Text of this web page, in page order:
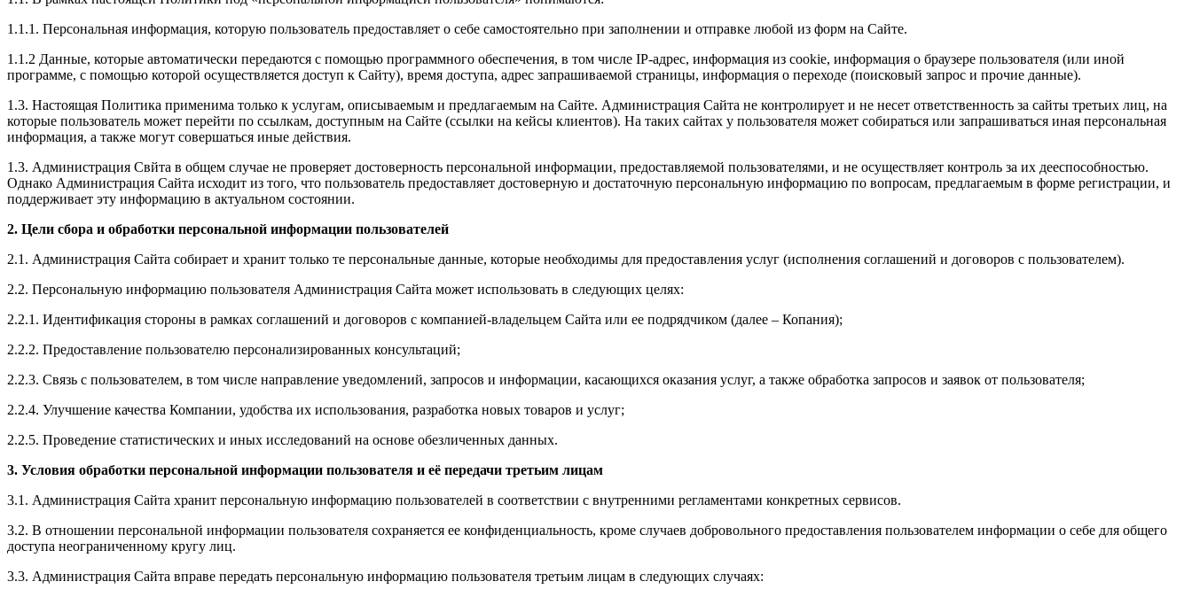
1.1.1. Персональная информация, которую пользователь предоставляет о себе самостоятельно при заполнении и отправке любой из форм на Сайте.
1.1.2 Данные, которые автоматически передаются с помощью программного обеспечения, в том числе IP-адрес, информация из cookie, информация о браузере пользователя (или иной
программе, с помощью которой осуществляется доступ к Сайту), время доступа, адрес запрашиваемой страницы, информация о переходе (поисковый запрос и прочие данные).
1.3. Настоящая Политика применима только к услугам, описываемым и предлагаемым на Сайте. Администрация Сайта не контролирует и не несет ответственность за сайты третьих лиц, на
которые пользователь может перейти по ссылкам, доступным на Cайте (ссылки на кейсы клиентов). На таких сайтах у пользователя может собираться или запрашиваться иная персональная
информация, а также могут совершаться иные действия.
1.3. Администрация Свйта в общем случае не проверяет достоверность персональной информации, предоставляемой пользователями, и не осуществляет контроль за их дееспособностью.
Однако Администрация Сайта исходит из того, что пользователь предоставляет достоверную и достаточную персональную информацию по вопросам, предлагаемым в форме регистрации, и
поддерживает эту информацию в актуальном состоянии.
2. Цели сбора и обработки персональной информации пользователей
2.1. Администрация Сайта собирает и хранит только те персональные данные, которые необходимы для предоставления услуг (исполнения соглашений и договоров с пользователем).
2.2. Персональную информацию пользователя Администрация Сайта может использовать в следующих целях:
2.2.1. Идентификация стороны в рамках соглашений и договоров с компанией-владельцем Сайта или ее подрядчиком (далее – Копания);
2.2.2. Предоставление пользователю персонализированных консультаций;
2.2.3. Связь с пользователем, в том числе направление уведомлений, запросов и информации, касающихся оказания услуг, а также обработка запросов и заявок от пользователя;
2.2.4. Улучшение качества Компании, удобства их использования, разработка новых товаров и услуг;
2.2.5. Проведение статистических и иных исследований на основе обезличенных данных.
3. Условия обработки персональной информации пользователя и её передачи третьим лицам
3.1. Администрация Сайта хранит персональную информацию пользователей в соответствии с внутренними регламентами конкретных сервисов.
3.2. В отношении персональной информации пользователя сохраняется ее конфиденциальность, кроме случаев добровольного предоставления пользователем информации о себе для общего
доступа неограниченному кругу лиц.
3.3. Администрация Сайта вправе передать персональную информацию пользователя третьим лицам в следующих случаях: